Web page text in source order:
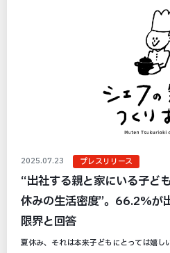
2025.07.23 プレスリリース
“出社する親と家にいる子ど
休みの生活密度”。66.2%が
限界と回答
夏休み、それは本来子どもにとっては嬉し